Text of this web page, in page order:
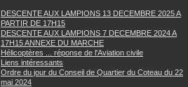
DESCENTE AUX LAMPIONS 13 DECEMBRE 2025 A
PARTIR DE 17H15
DESCENTE AUX LAMPIONS 7 DECEMBRE 2024 A
17H15 ANNEXE DU MARCHE
Hélicoptères ... réponse de l'Aviation civile
Liens intéressants
Ordre du jour du Conseil de Quartier du Coteau du 22
mai 2024